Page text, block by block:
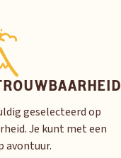
geselecteerd op
Je kunt met een
avontuur.